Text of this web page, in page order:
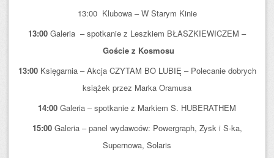
13:00 Klubowa – W Starym Kinie
13:00 Galeria – spotkanie z Leszkiem BŁASZKIEWICZEM –
Goście z Kosmosu
13:00Księgarnia – Akcja CZYTAM BO LUBIĘ – Polecanie dobrych
książek przez Marka Oramusa
14:00 Galeria – spotkanie z Markiem S. HUBERATHEM
15:00Galeria – panel wydawców: Powergraph, Zysk i S-ka,
Supernowa, Solaris